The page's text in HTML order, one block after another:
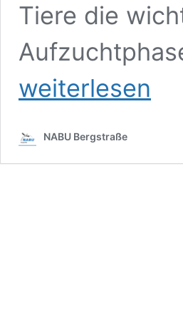
Tiere die
weiterlesen
NABU Bergstraße